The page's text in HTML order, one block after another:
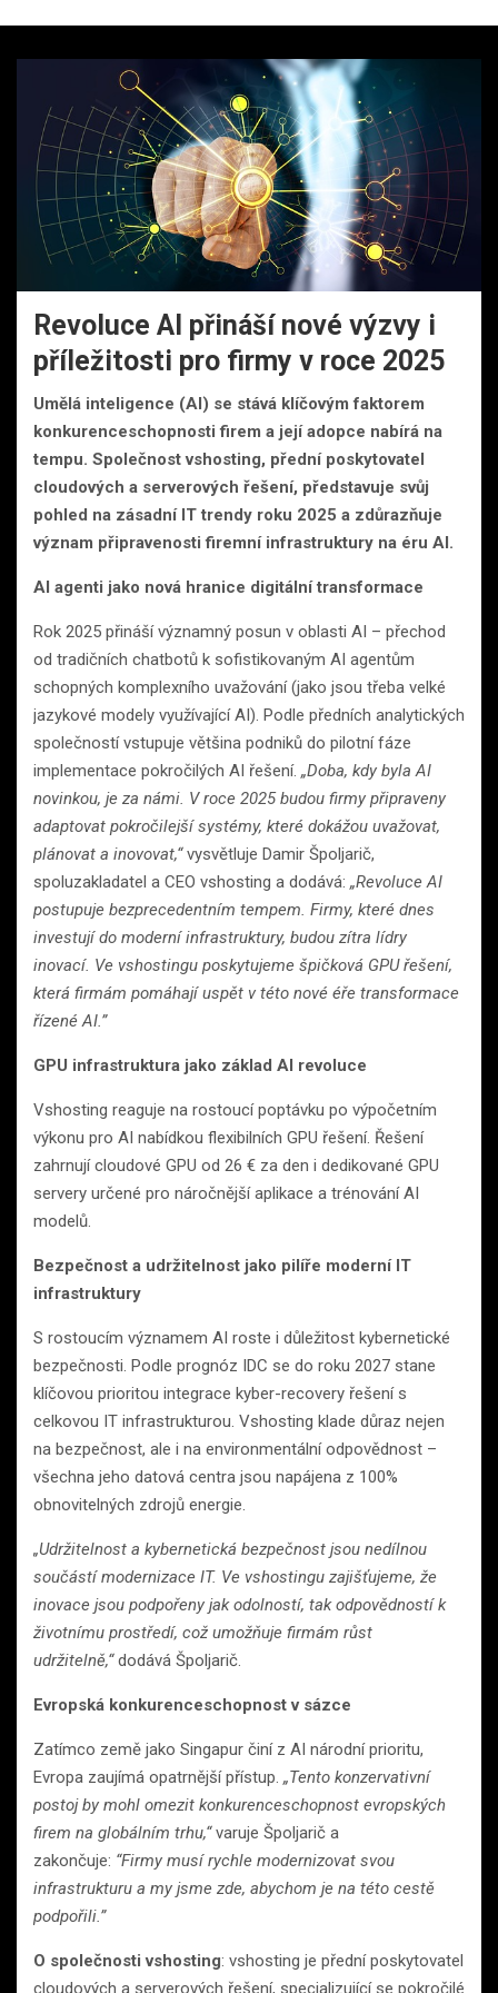
Revoluce AI přináší nové výzvy i
příležitosti pro firmy v roce 2025
Umělá inteligence (AI) se stává klíčovým faktorem
konkurenceschopnosti firem a její adopce nabírá na
tempu. Společnost vshosting, přední poskytovatel
cloudových a serverových řešení, představuje svůj
pohled na zásadní IT trendy roku 2025 a zdůrazňuje
význam připravenosti firemní infrastruktury na éru AI.
AI agenti jako nová hranice digitální transformace
Rok 2025 přináší významný posun v oblasti AI – přechod
od tradičních chatbotů k sofistikovaným AI agentům
schopných komplexního uvažování (jako jsou třeba velké
jazykové modely využívající AI). Podle předních analytických
společností vstupuje většina podniků do pilotní fáze
implementace pokročilých AI řešení. „Doba, kdy byla AI
novinkou, je za námi. V roce 2025 budou firmy připraveny
adaptovat pokročilejší systémy, které dokážou uvažovat,
plánovat a inovovat,“vysvětluje Damir Špoljarič,
spoluzakladatel a CEO vshosting a dodává: „Revoluce AI
postupuje bezprecedentním tempem. Firmy, které dnes
investují do moderní infrastruktury, budou zítra lídry
inovací. Ve vshostingu poskytujeme špičková GPU řešení,
která firmám pomáhají uspět v této nové éře transformace
řízené AI.”
GPU infrastruktura jako základ AI revoluce
Vshosting reaguje na rostoucí poptávku po výpočetním
výkonu pro AI nabídkou flexibilních GPU řešení. Řešení
zahrnují cloudové GPU od 26 € za den i dedikované GPU
servery určené pro náročnější aplikace a trénování AI
modelů.
Bezpečnost a udržitelnost jako pilíře moderní IT
infrastruktury
S rostoucím významem AI roste i důležitost kybernetické
bezpečnosti. Podle prognóz IDC se do roku 2027 stane
klíčovou prioritou integrace kyber-recovery řešení s
celkovou IT infrastrukturou. Vshosting klade důraz nejen
na bezpečnost, ale i na environmentální odpovědnost –
všechna jeho datová centra jsou napájena z 100%
obnovitelných zdrojů energie.
„Udržitelnost a kybernetická bezpečnost jsou nedílnou
součástí modernizace IT. Ve vshostingu zajišťujeme, že
inovace jsou podpořeny jak odolností, tak odpovědností k
životnímu prostředí, což umožňuje firmám růst
udržitelně,“dodává Špoljarič.
Evropská konkurenceschopnost v sázce
Zatímco země jako Singapur činí z AI národní prioritu,
Evropa zaujímá opatrnější přístup. „Tento konzervativní
postoj by mohl omezit konkurenceschopnost evropských
firem na globálním trhu,“varuje Špoljarič a
zakončuje: “Firmy musí rychle modernizovat svou
infrastrukturu a my jsme zde, abychom je na této cestě
podpořili.”
O společnosti vshosting: vshosting je přední poskytovatel